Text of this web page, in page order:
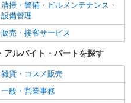
ミドル（40代～）活躍中
シニア（60代～）活躍中
ボーナス・賞与あり
完全週休2日制
禁煙・分煙
車通勤OK
清掃・警備・ビルメンテナンス・
設備管理
販売・接客サービス
アルバイト・パートを探す
雑貨・コスメ販売
一般・営業事務